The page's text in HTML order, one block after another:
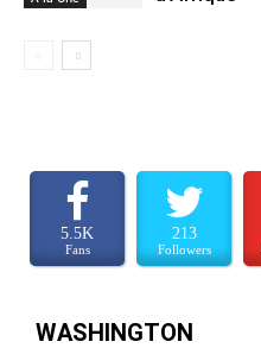
5.5K
Fans
213
Followers
WASHINGTON